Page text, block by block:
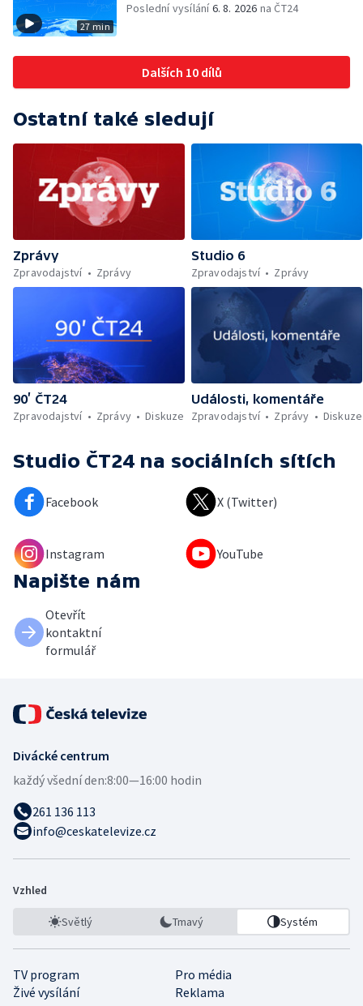
27 min
Poslední vysílání6. 8. 2026 na ČT24
Dalších 10 dílů
Ostatní také sledují
Zprávy
Zpravodajství
Zprávy
Studio 6
Zpravodajství
Zprávy
90’ ČT24
Zpravodajství
Zprávy Diskuze
Události, komentáře
Zpravodajství
Zprávy Diskuze
Studio ČT24 na sociálních sítích
Facebook X (Twitter)
Instagram YouTube
Napište nám
Otevřít
kontaktní
formulář
Divácké centrum
každý všední den:8:00—16:00 hodin
261 136 113
info@ceskatelevize.cz
Vzhled
Světlý Tmavý Systém
TV program
Pro média
Živé vysílání
Reklama